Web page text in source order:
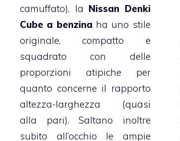
camuffato), la Nissan Denki
Cube a benzina ha uno stile
originale, compatto e
squadrato con delle
proporzioni atipiche per
quanto concerne il rapporto
altezza-larghezza (quasi
alla pari). Saltano inoltre
subito all’occhio le ampie